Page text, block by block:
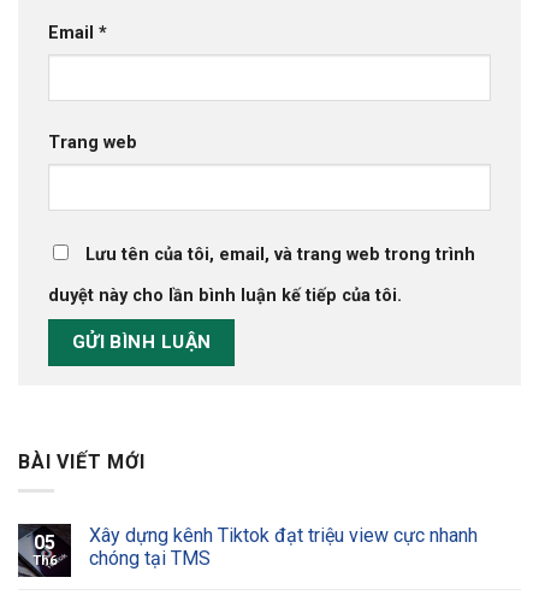
Email *
Trang web
Lưu tên của tôi, email, và trang web trong trình
duyệt này cho lần bình luận kế tiếp của tôi.
BÀI VIẾT MỚI
05
Th6
Xây dựng kênh Tiktok đạt triệu view cực nhanh
chóng tại TMS